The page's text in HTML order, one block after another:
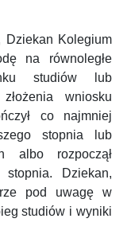
Dziekan Kolegium
na równoległe
studiów lub
wniosku
co najmniej
stopnia lub
albo rozpoczął
stopnia. Dziekan,
pod uwagę w
studiów i wyniki